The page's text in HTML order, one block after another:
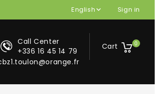
English Sign in
Cart 0
Call Center
+336 16 45 14 79